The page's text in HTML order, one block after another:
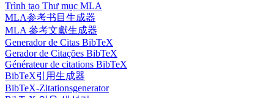
Trình tạo Thư mục MLA
MLA参考书目生成器
MLA 參考文獻生成器
Generador de Citas BibTeX
Gerador de Citações BibTeX
Générateur de citations BibTeX
BibTeX引用生成器
BibTeX-Zitationsgenerator